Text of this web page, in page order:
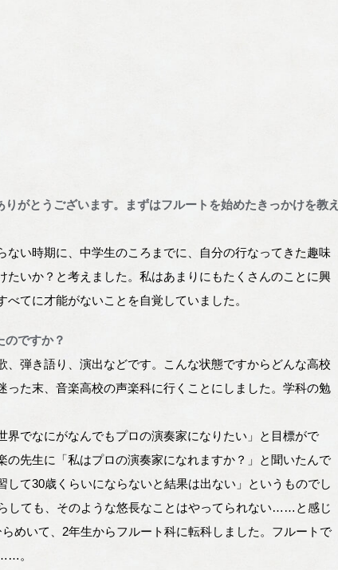
がとうございます。まずはフルートを始めたきっかけを教え
ない時期に、中学生のころまでに、自分の行なってきた趣味
たいか？と考えました。私はあまりにもたくさんのことに興
てに才能がないことを自覚していました。
のですか？
、弾き語り、演出などです。こんな状態ですからどんな高校
った末、音楽高校の声楽科に行くことにしました。学科の勉
界でなにがなんでもプロの演奏家になりたい」と目標がで
の先生に「私はプロの演奏家になれますか？」と聞いたんで
して30歳くらいにならないと結果は出ない」というものでし
しても、そのような悠長なことはやってられない……と感じ
らめいて、2年生からフルート科に転科しました。フルートで
。